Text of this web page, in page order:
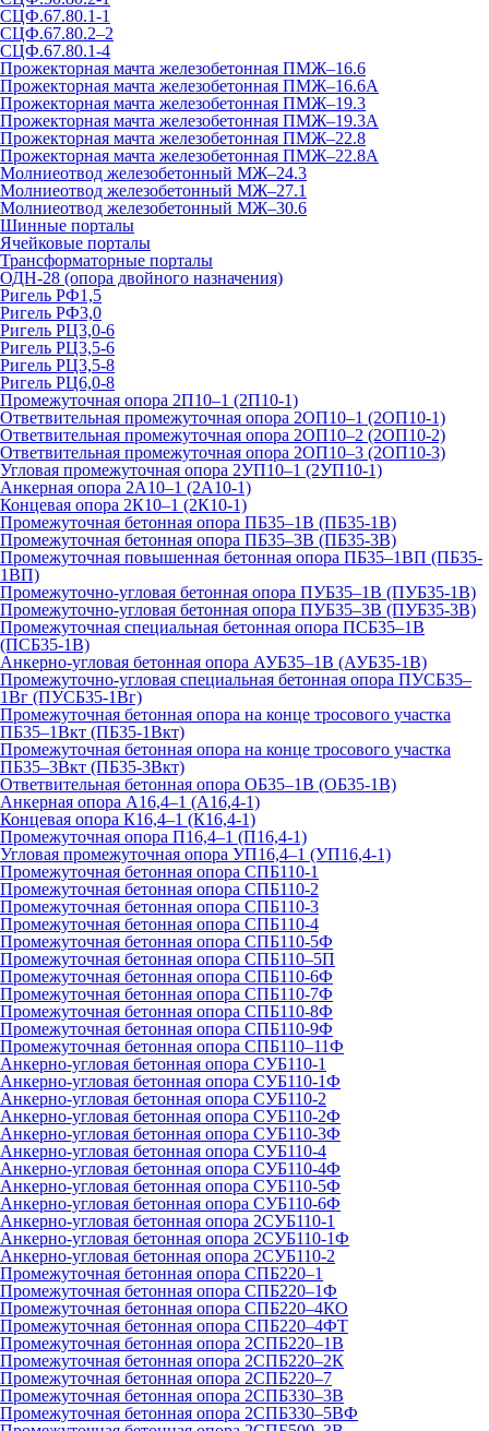
СЦФ.67.80.1-1
СЦФ.67.80.2–2
СЦФ.67.80.1-4
Прожекторная мачта железобетонная ПМЖ–16.6
Прожекторная мачта железобетонная ПМЖ–16.6А
Прожекторная мачта железобетонная ПМЖ–19.3
Прожекторная мачта железобетонная ПМЖ–19.3А
Прожекторная мачта железобетонная ПМЖ–22.8
Прожекторная мачта железобетонная ПМЖ–22.8А
Молниеотвод железобетонный МЖ–24.3
Молниеотвод железобетонный МЖ–27.1
Молниеотвод железобетонный МЖ–30.6
Шинные порталы
Ячейковые порталы
Трансформаторные порталы
ОДН-28 (опора двойного назначения)
Ригель РФ1,5
Ригель РФ3,0
Ригель РЦ3,0-6
Ригель РЦ3,5-6
Ригель РЦ3,5-8
Ригель РЦ6,0-8
Промежуточная опора 2П10–1 (2П10-1)
Ответвительная промежуточная опора 2ОП10–1 (2ОП10-1)
Ответвительная промежуточная опора 2ОП10–2 (2ОП10-2)
Ответвительная промежуточная опора 2ОП10–3 (2ОП10-3)
Угловая промежуточная опора 2УП10–1 (2УП10-1)
Анкерная опора 2А10–1 (2А10-1)
Концевая опора 2К10–1 (2К10-1)
Промежуточная бетонная опора ПБ35–1В (ПБ35-1В)
Промежуточная бетонная опора ПБ35–3В (ПБ35-3В)
Промежуточная повышенная бетонная опора ПБ35–1ВП (ПБ35-
1ВП)
Промежуточно-угловая бетонная опора ПУБ35–1В (ПУБ35-1В)
Промежуточно-угловая бетонная опора ПУБ35–3В (ПУБ35-3В)
Промежуточная специальная бетонная опора ПСБ35–1В
(ПСБ35-1В)
Анкерно-угловая бетонная опора АУБ35–1В (АУБ35-1В)
Промежуточно-угловая специальная бетонная опора ПУСБ35–
1Вг (ПУСБ35-1Вг)
Промежуточная бетонная опора на конце тросового участка
ПБ35–1Вкт (ПБ35-1Вкт)
Промежуточная бетонная опора на конце тросового участка
ПБ35–3Вкт (ПБ35-3Вкт)
Ответвительная бетонная опора ОБ35–1В (ОБ35-1В)
Анкерная опора А16,4–1 (А16,4-1)
Концевая опора К16,4–1 (К16,4-1)
Промежуточная опора П16,4–1 (П16,4-1)
Угловая промежуточная опора УП16,4–1 (УП16,4-1)
Промежуточная бетонная опора СПБ110-1
Промежуточная бетонная опора СПБ110-2
Промежуточная бетонная опора СПБ110-3
Промежуточная бетонная опора СПБ110-4
Промежуточная бетонная опора СПБ110-5Ф
Промежуточная бетонная опора СПБ110–5П
Промежуточная бетонная опора СПБ110-6Ф
Промежуточная бетонная опора СПБ110-7Ф
Промежуточная бетонная опора СПБ110-8Ф
Промежуточная бетонная опора СПБ110-9Ф
Промежуточная бетонная опора СПБ110–11Ф
Анкерно-угловая бетонная опора СУБ110-1
Анкерно-угловая бетонная опора СУБ110-1Ф
Анкерно-угловая бетонная опора СУБ110-2
Анкерно-угловая бетонная опора СУБ110-2Ф
Анкерно-угловая бетонная опора СУБ110-3Ф
Анкерно-угловая бетонная опора СУБ110-4
Анкерно-угловая бетонная опора СУБ110-4Ф
Анкерно-угловая бетонная опора СУБ110-5Ф
Анкерно-угловая бетонная опора СУБ110-6Ф
Анкерно-угловая бетонная опора 2СУБ110-1
Анкерно-угловая бетонная опора 2СУБ110-1Ф
Анкерно-угловая бетонная опора 2СУБ110-2
Промежуточная бетонная опора СПБ220–1
Промежуточная бетонная опора СПБ220–1Ф
Промежуточная бетонная опора СПБ220–4КО
Промежуточная бетонная опора СПБ220–4ФТ
Промежуточная бетонная опора 2СПБ220–1В
Промежуточная бетонная опора 2СПБ220–2К
Промежуточная бетонная опора 2СПБ220–7
Промежуточная бетонная опора 2СПБ330–3В
Промежуточная бетонная опора 2СПБ330–5ВФ